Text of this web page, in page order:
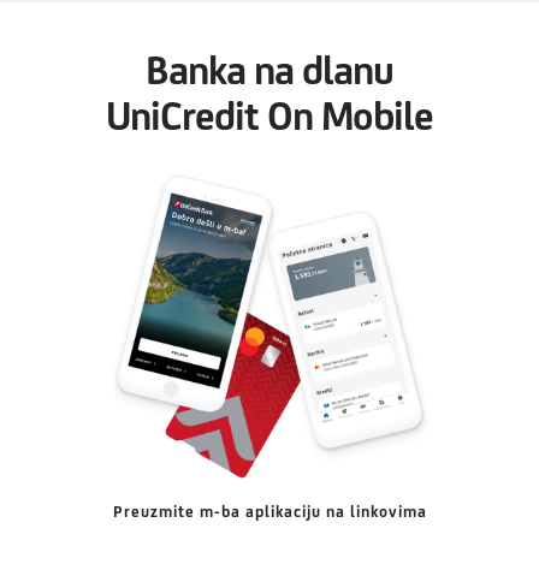
Banka na dlanu
UniCredit On Mobile
Preuzmite m-ba aplikaciju na linkovima